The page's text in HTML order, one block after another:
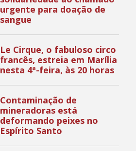
urgente para doação de
sangue
Le Cirque, o fabuloso circo
francês, estreia em Marília
nesta 4ª-feira, às 20 horas
Contaminação de
mineradoras está
deformando peixes no
Espírito Santo